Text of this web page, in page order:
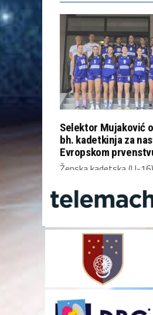
Selektor Mujaković
bh. kadetkinja za
Evropskom
Ženska kadetska (U-
Bosne i Hercegovine
Kipra u ponedjeljak